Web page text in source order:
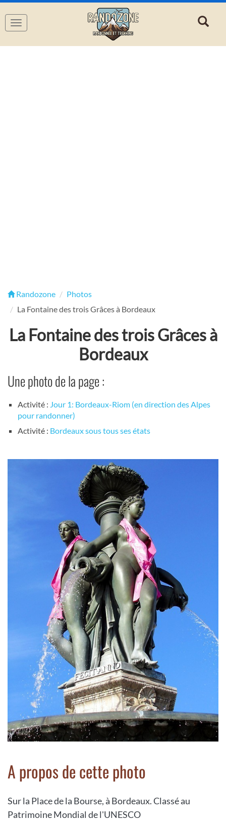
Navigation
Randozone
Photos
La Fontaine des trois Grâces à Bordeaux
La Fontaine des trois Grâces à
Bordeaux
Une photo de la page :
Activité : Jour 1: Bordeaux-Riom (en direction des Alpes
pour randonner)
Activité : Bordeaux sous tous ses états
A propos de cette photo
Sur la Place de la Bourse, à Bordeaux. Classé au
Patrimoine Mondial de l'UNESCO